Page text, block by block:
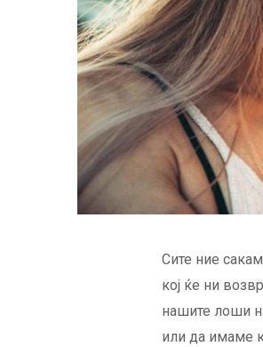
Сите ние
кој ќе ни
нашите лоши
или да имаме